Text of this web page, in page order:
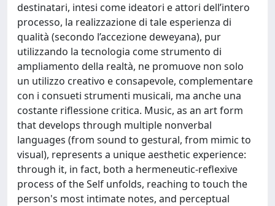
destinatari, intesi come ideatori e attori dell’intero
processo, la realizzazione di tale esperienza di
qualità (secondo l’accezione deweyana), pur
utilizzando la tecnologia come strumento di
ampliamento della realtà, ne promuove non solo
un utilizzo creativo e consapevole, complementare
con i consueti strumenti musicali, ma anche una
costante riflessione critica. Music, as an art form
that develops through multiple nonverbal
languages (from sound to gestural, from mimic to
visual), represents a unique aesthetic experience:
through it, in fact, both a hermeneutic-reflexive
process of the Self unfolds, reaching to touch the
person's most intimate notes, and perceptual